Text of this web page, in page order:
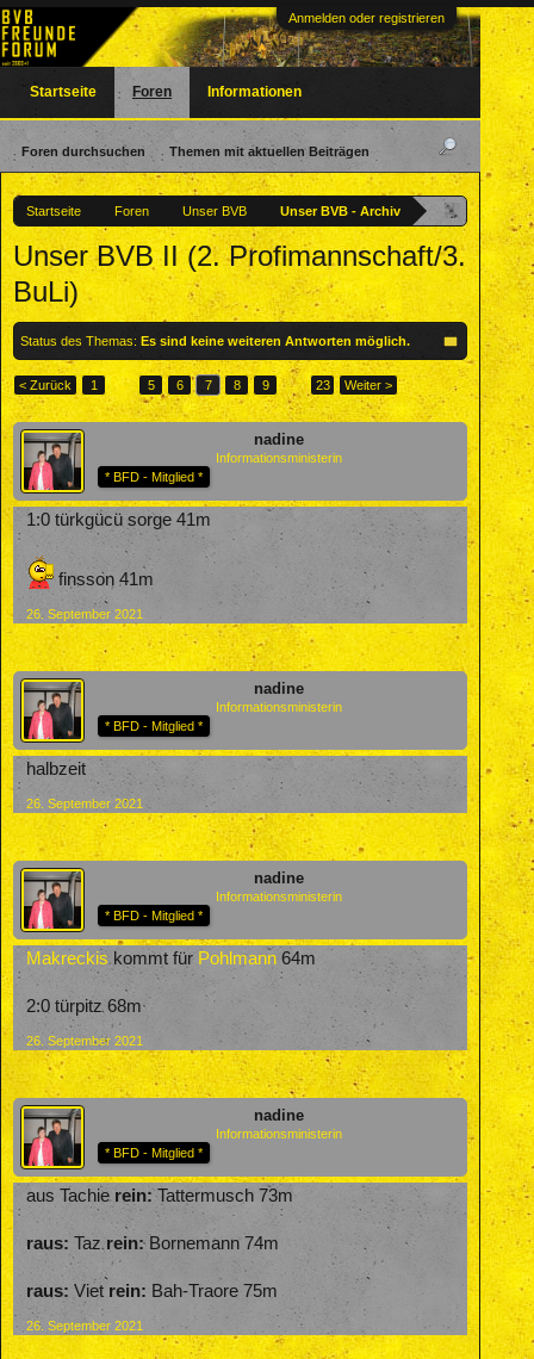
Anmelden oder registrieren
Startseite Foren Unser BVB Unser BVB - Archiv
Unser BVB II (2. Profimannschaft/3.
BuLi)
Status des Themas: Es sind keine weiteren Antworten möglich.
< Zurück 1 ← 5 6 7 8 9 → 23 Weiter >
nadine
Informationsministerin
* BFD - Mitglied *
1:0 türkgücü sorge 41m
finsson 41m
26. September 2021
nadine
Informationsministerin
* BFD - Mitglied *
halbzeit
26. September 2021
nadine
Informationsministerin
* BFD - Mitglied *
Makreckiskommt für Pohlmann 64m
2:0 türpitz 68m
26. September 2021
nadine
Informationsministerin
* BFD - Mitglied *
aus Tachie rein:Tattermusch 73m
raus: Taz rein:Bornemann 74m
raus: Viet rein: Bah-Traore 75m
26. September 2021
Startseite Foren
Foren durchsuchen Themen mit aktuellen Beiträgen
Informationen